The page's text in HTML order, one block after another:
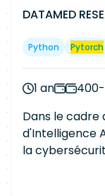
DATAMED
Python Pytorch
1 an
Dans le cadre
d'Intelligence
la
rejoindre une